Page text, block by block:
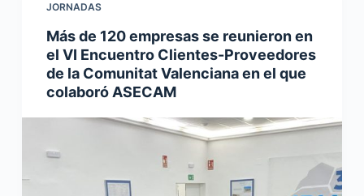
JORNADAS
Más de 120 empresas se reunieron en
el VI Encuentro Clientes-Proveedores
de la Comunitat Valenciana en el que
colaboró ASECAM